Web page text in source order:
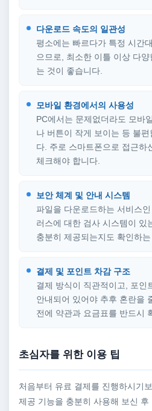
다운로드 속도의 일관성
평소에는 빠르다가 특정 시간
으므로, 최소한 이틀 이상 다
는 것이 좋습니다.
모바일 환경에서의 사용성
PC에서는 문제없더라도 모바
나 버튼이 작게 보이는 등 불
다. 주로 스마트폰으로 접근하
체크해야 합니다.
보안 체계 및 안내 시스템
파일을 다운로드하는 서비스
러스에 대한 검사 시스템이 있
충분히 제공되는지도 확인하
결제 및 포인트 차감 구조
결제 방식이 직관적이고, 포인
안내되어 있어야 추후 혼란을
전에 약관과 요금표를 반드시
초심자를 위한 이용 팁
처음부터 유료 결제를 진행하시기
제공 기능을 충분히 사용해 보신